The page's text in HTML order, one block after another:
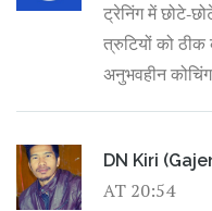
ट्रेनिंग में
त्रुटियों को
अनुभवहीन
DN Kiri
AT 20:54